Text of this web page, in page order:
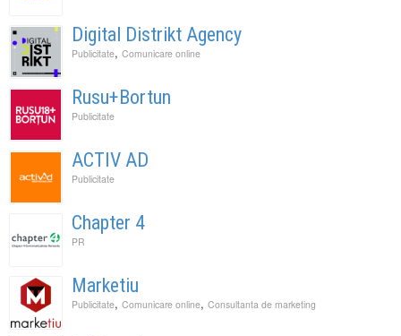
Digital Distrikt Agency
Publicitate, Comunicare online
Rusu+Bortun
Publicitate
ACTIV AD
Publicitate
Chapter 4
PR
Marketiu
Publicitate, Comunicare online, Consultanta de marketing